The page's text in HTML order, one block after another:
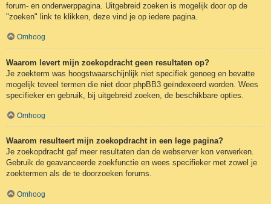
forum- en onderwerppagina. Uitgebreid zoeken is mogelijk door op de
"zoeken" link te klikken, deze vind je op iedere pagina.
Omhoog
Waarom levert mijn zoekopdracht geen resultaten op?
Je zoekterm was hoogstwaarschijnlijk niet specifiek genoeg en bevatte
mogelijk teveel termen die niet door phpBB3 geïndexeerd worden. Wees
specifieker en gebruik, bij uitgebreid zoeken, de beschikbare opties.
Omhoog
Waarom resulteert mijn zoekopdracht in een lege pagina?
Je zoekopdracht gaf meer resultaten dan de webserver kon verwerken.
Gebruik de geavanceerde zoekfunctie en wees specifieker met zowel je
zoektermen als de te doorzoeken forums.
Omhoog